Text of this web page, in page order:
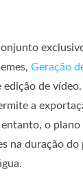
Geração
de
a
o
na duração do